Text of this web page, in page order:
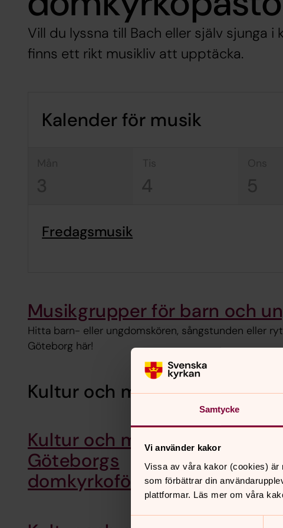
Samtycke
Vi använder kakor
Vissa av våra kakor (cookies) är
som förbättrar din
plattformar. Läs mer om våra
Vill du lyssna till Bach eller själv sjunga i
finns ett rikt musikliv att upptäcka.
Kalender för musik
tis
4
Fredagsmusik
Musikgrupper för barn och
Hitta barn- eller ungdomskören, sångstunden eller
Göteborg här!
Kultur och musik i
Kultur och musik i
Göteborgs
domkyrkoförsamling